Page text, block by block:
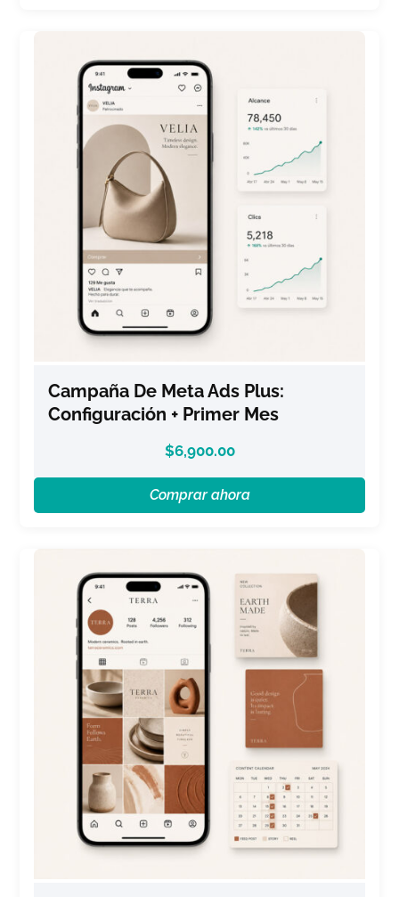
Campaña De Meta Ads Plus:
Configuración + Primer Mes
$6,900.00
Comprar ahora